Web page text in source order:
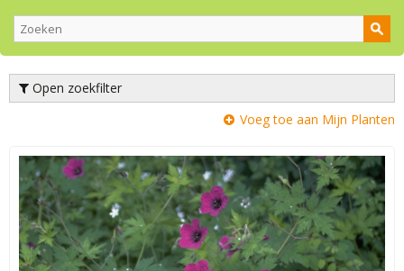
Open zoekfilter
Voeg toe aan Mijn Planten